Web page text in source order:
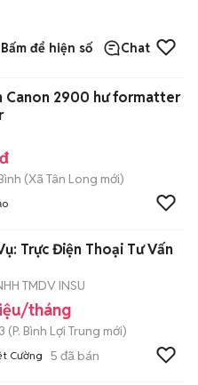
Bấm để hiện số Chat
Canon 2900 hư formatter
(Xã Tân Long mới)
Trực Điện Thoại Tư Vấn
TMDV INSU
tháng
(P. Bình Lợi Trung mới)
Cường 5 đã bán